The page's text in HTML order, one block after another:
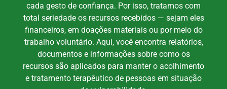
cada gesto de confiança. Por isso, tratamos com
total seriedade os recursos recebidos — sejam eles
financeiros, em doações materiais ou por meio do
trabalho voluntário. Aqui, você encontra relatórios,
documentos e informações sobre como os
recursos são aplicados para manter o acolhimento
e tratamento terapêutico de pessoas em situação